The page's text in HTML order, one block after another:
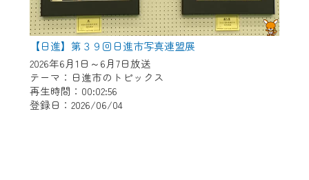
【日進】第３９回日進市写真連盟展
2026年6月1日～6月7日放送
テーマ：日進市のトピックス
再生時間：00:02:56
登録日：2026/06/04